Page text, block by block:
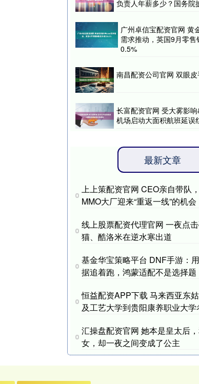
负责人年薪多少？国务院
广州卓信宝配资官网 黄
需求推动，英国9月零售
0.5%
南昌配资公司官网 双眼
长富配资官网 受大雾影
机场启动大面积航班延误
最新文章
上上策配资官网 CEO亲自带队
MMO大厂迎来“重返一线”的机会
线上股票配资代理官网 一夜点
猫、酷洛米在逆水寒出道
基金华宝策略平台 DNF手游：
据追着跑，鸿蒙适配不是选择题
恒益配资APP下载 马来西亚东
及工艺大学到贵阳康养职业大
汇操盘配资官网 她本是皇太后
女，却一夜之间变成了公主